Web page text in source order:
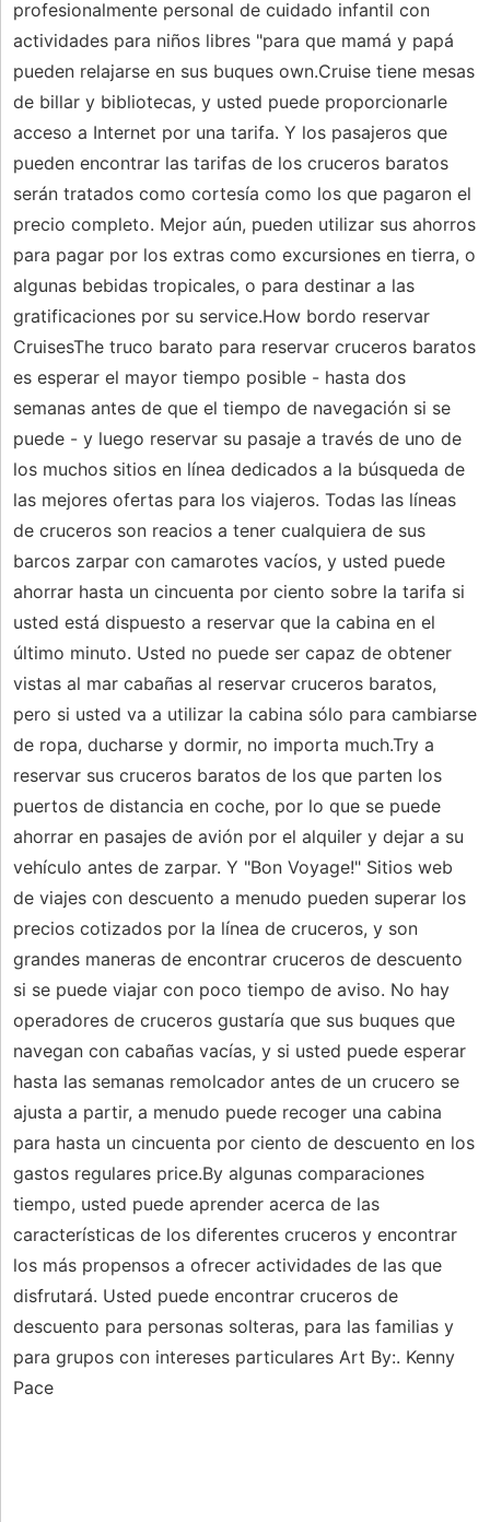
profesionalmente personal de cuidado infantil con
actividades para niños libres "para que mamá y papá
pueden relajarse en sus buques own.Cruise tiene mesas
de billar y bibliotecas, y usted puede proporcionarle
acceso a Internet por una tarifa. Y los pasajeros que
pueden encontrar las tarifas de los cruceros baratos
serán tratados como cortesía como los que pagaron el
precio completo. Mejor aún, pueden utilizar sus ahorros
para pagar por los extras como excursiones en tierra, o
algunas bebidas tropicales, o para destinar a las
gratificaciones por su service.How bordo reservar
CruisesThe truco barato para reservar cruceros baratos
es esperar el mayor tiempo posible - hasta dos
semanas antes de que el tiempo de navegación si se
puede - y luego reservar su pasaje a través de uno de
los muchos sitios en línea dedicados a la búsqueda de
las mejores ofertas para los viajeros. Todas las líneas
de cruceros son reacios a tener cualquiera de sus
barcos zarpar con camarotes vacíos, y usted puede
ahorrar hasta un cincuenta por ciento sobre la tarifa si
usted está dispuesto a reservar que la cabina en el
último minuto. Usted no puede ser capaz de obtener
vistas al mar cabañas al reservar cruceros baratos,
pero si usted va a utilizar la cabina sólo para cambiarse
de ropa, ducharse y dormir, no importa much.Try a
reservar sus cruceros baratos de los que parten los
puertos de distancia en coche, por lo que se puede
ahorrar en pasajes de avión por el alquiler y dejar a su
vehículo antes de zarpar. Y "Bon Voyage!" Sitios web
de viajes con descuento a menudo pueden superar los
precios cotizados por la línea de cruceros, y son
grandes maneras de encontrar cruceros de descuento
si se puede viajar con poco tiempo de aviso. No hay
operadores de cruceros gustaría que sus buques que
navegan con cabañas vacías, y si usted puede esperar
hasta las semanas remolcador antes de un crucero se
ajusta a partir, a menudo puede recoger una cabina
para hasta un cincuenta por ciento de descuento en los
gastos regulares price.By algunas comparaciones
tiempo, usted puede aprender acerca de las
características de los diferentes cruceros y encontrar
los más propensos a ofrecer actividades de las que
disfrutará. Usted puede encontrar cruceros de
descuento para personas solteras, para las familias y
para grupos con intereses particulares Art By:. Kenny
Pace